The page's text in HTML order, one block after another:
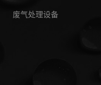
废气处理设备